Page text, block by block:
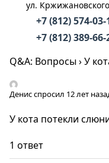
ул.
+7 (812) 574-03-
+7 (812) 389-66-
Q&A: Вопросы›У
Денисспросил 12 лет
У кота потекли
1 ответ